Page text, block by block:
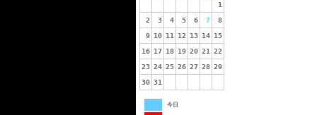
1
2
3 4 5 6 7
8
9 10 11 12 13 14 15
16 17 18 19 20 21
22
23 24 25 26 27 28 29
30 31
今日